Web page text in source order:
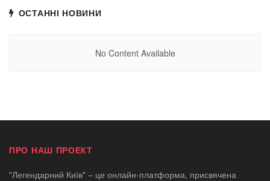
ОСТАННІ НОВИНИ
No Content Available
ПРО НАШ ПРОЕКТ
"Легендарний Київ" – це онлайн-платформа, присвячена